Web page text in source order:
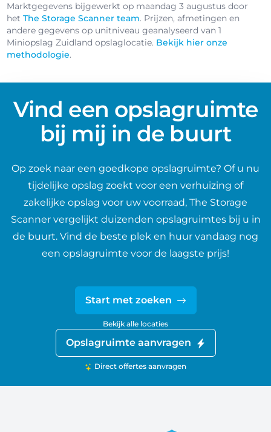
Marktgegevens bijgewerkt op maandag 3 augustus door
hetThe Storage Scanner team. Prijzen, afmetingen en
andere gegevens op unitniveau geanalyseerd van 1
Miniopslag Zuidland opslaglocatie. Bekijk hier onze
methodologie.
Vind een opslagruimte
bij mij in de buurt
Op zoek naar een goedkope opslagruimte? Of u nu
tijdelijke opslag zoekt voor een verhuizing of
zakelijke opslag voor uw voorraad, The Storage
Scanner vergelijkt duizenden opslagruimtes bij u in
de buurt. Vind de beste plek en huur vandaag nog
een opslagruimte voor de laagste prijs!
Start met zoeken
Bekijk alle locaties
Opslagruimte aanvragen
Direct offertes aanvragen